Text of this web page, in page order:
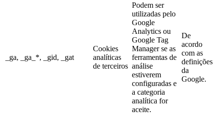
_ga, _ga_*, _gid, _gat
Cookies
analíticas
de terceiros
Podem ser
utilizadas pelo
Google
Analytics ou
Google Tag
Manager se as
ferramentas de
análise
estiverem
configuradas e
a categoria
analítica for
aceite.
De
acordo
com as
definições
da
Google.